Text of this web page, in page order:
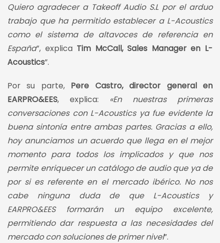
Quiero agradecer a Takeoff Audio S.L por el arduo
trabajo que ha permitido establecer a L-Acoustics
como el sistema de altavoces de referencia en
España”, explica Tim McCall, Sales Manager en L-
Acoustics”.
Por su parte, Pere Castro, director general en
EARPRO&EES, explica: «En nuestras primeras
conversaciones con L-Acoustics ya fue evidente la
buena sintonía entre ambas partes. Gracias a ello,
hoy anunciamos un acuerdo que llega en el mejor
momento para todos los implicados y que nos
permite enriquecer un catálogo de audio que ya de
por si es referente en el mercado ibérico. No nos
cabe ninguna duda de que L-Acoustics y
EARPRO&EES formarán un equipo excelente,
permitiendo dar respuesta a las necesidades del
mercado con soluciones de primer nivel”.